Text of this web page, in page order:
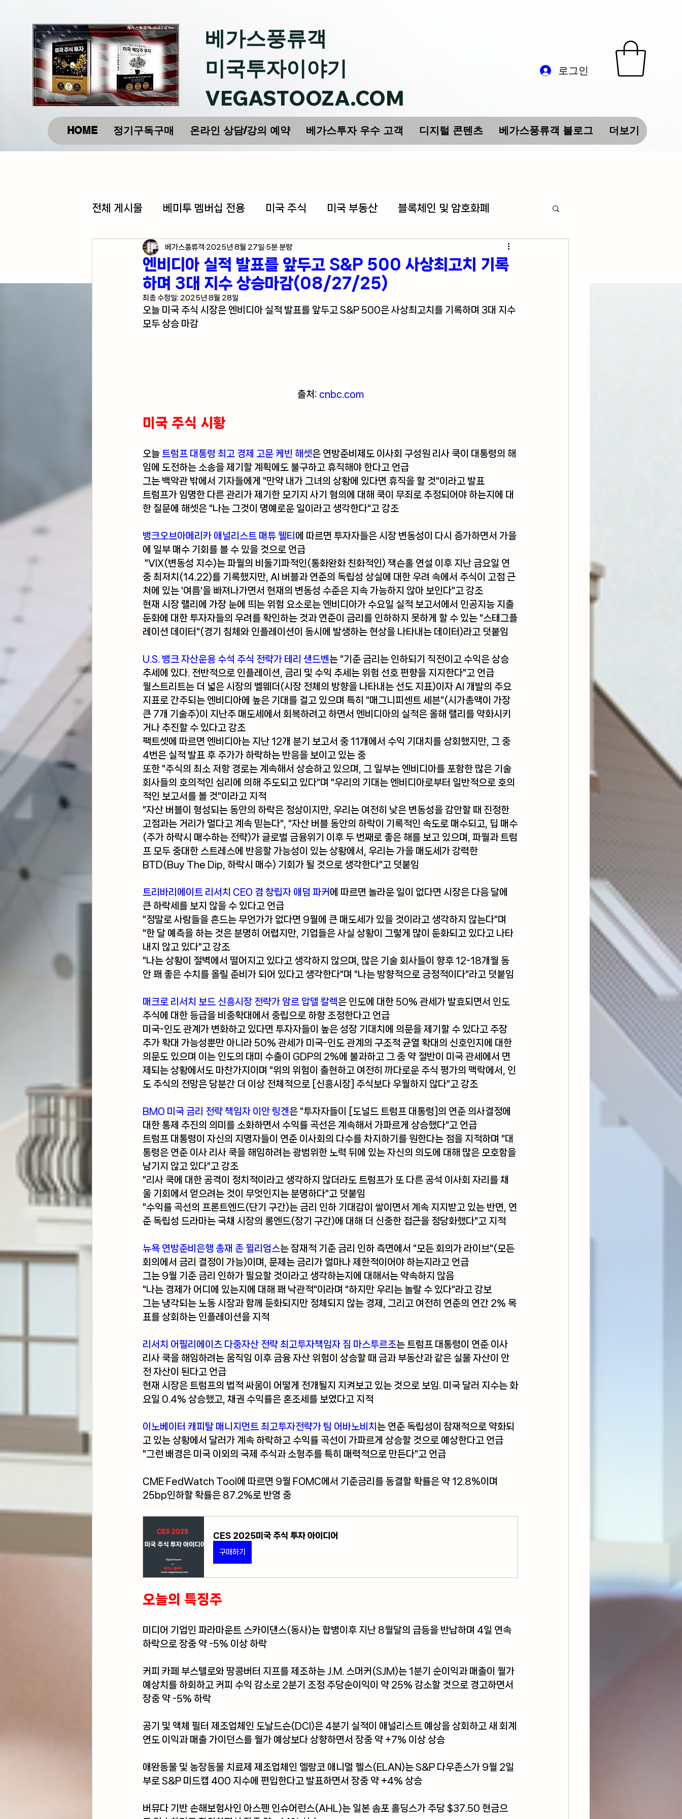
베가스풍류객
미국투자이야기
VEGASTOOZA.COM
로그인
HOME 정기구독구매 온라인 상담/강의 예약 베가스투자 우수 고객 디지털 콘텐츠 베가스풍류객 블로그 더보기
전체 게시물 베미투 멤버십 전용 미국 주식 미국 부동산 블록체인 및 암호화폐
각종 자산 투자 미국 경제 지표 미국 주식 입문 초간단 요리 레시피
미국 여행 정보 전업투자자의 혼잣말
엔비디아 실적 발표를 앞두고 S&P 500 사상최고치 기록
하며 3대 지수 상승마감(08/27/25)
베가스풍류객 2025년 8월 27일 5분 분량
최종 수정일: 2025년 8월 28일
오늘 미국 주식 시장은 엔비디아 실적 발표를 앞두고 S&P 500은 사상최고치를 기록하며 3대 지수
모두 상승 마감
출처: cnbc.com
미국 주식 시황
오늘 트럼프 대통령 최고 경제 고문 케빈 해셋은 연방준비제도 이사회 구성원 리사 쿡이 대통령의 해
임에 도전하는 소송을 제기할 계획에도 불구하고 휴직해야 한다고 언급
그는 백악관 밖에서 기자들에게 "만약 내가 그녀의 상황에 있다면 휴직을 할 것"이라고 발표
트럼프가 임명한 다른 관리가 제기한 모기지 사기 혐의에 대해 쿡이 무죄로 추정되어야 하는지에 대
한 질문에 해셋은 "나는 그것이 명예로운 일이라고 생각한다"고 강조
뱅크오브아메리카 애널리스트 매튜 웰티 에 따르면 투자자들은 시장 변동성이 다시 증가하면서 가을
에 일부 매수 기회를 볼 수 있을 것으로 언급
중 최저치(14.22)를 기록했지만, AI 버블과 연준의 독립성 상실에 대한 우려 속에서 주식이 고점 근
처에 있는 '여름'을 빠져나가면서 현재의 변동성 수준은 지속 가능하지 않아 보인다"고 강조
현재 시장 랠리에 가장 눈에 띄는 위험 요소로는 엔비디아가 수요일 실적 보고서에서 인공지능 지출
둔화에 대한 투자자들의 우려를 확인하는 것과 연준이 금리를 인하하지 못하게 할 수 있는 "스태그플
레이션 데이터"(경기 침체와 인플레이션이 동시에 발생하는 현상을 나타내는 데이터)라고 덧붙임
U.S. 뱅크 자산운용 수석 주식 전략가 테리 샌드벤는 "기준 금리는 인하되기 직전이고 수익은 상승
추세에 있다. 전반적으로 인플레이션, 금리 및 수익 추세는 위험 선호 편향을 지지한다"고 언급
월스트리트는 더 넓은 시장의 벨웨더(시장 전체의 방향을 나타내는 선도 지표)이자 AI 개발의 주요
지표로 간주되는 엔비디아에 높은 기대를 걸고 있으며 특히 "매그니피센트 세븐"(시가총액이 가장
큰 7개 기술주)이 지난주 매도세에서 회복하려고 하면서 엔비디아의 실적은 올해 랠리를 약화시키
거나 추진할 수 있다고 강조
팩트셋에 따르면 엔비디아는 지난 12개 분기 보고서 중 11개에서 수익 기대치를 상회했지만, 그 중
4번은 실적 발표 후 주가가 하락하는 반응을 보이고 있는 중
또한 "주식의 최소 저항 경로는 계속해서 상승하고 있으며, 그 일부는 엔비디아를 포함한 많은 기술
회사들의 호의적인 심리에 의해 주도되고 있다"며 "우리의 기대는 엔비디아로부터 일반적으로 호의
적인 보고서를 볼 것"이라고 지적
"자산 버블이 형성되는 동안의 하락은 정상이지만, 우리는 여전히 낮은 변동성을 감안할 때 진정한
고점과는 거리가 멀다고 계속 믿는다", "자산 버블 동안의 하락이 기록적인 속도로 매수되고, 딥 매수
(주가 하락시 매수하는 전략)가 글로벌 금융위기 이후 두 번째로 좋은 해를 보고 있으며, 파월과 트럼
프 모두 중대한 스트레스에 반응할 가능성이 있는 상황에서, 우리는 가을 매도세가 강력한
BTD(Buy The Dip, 하락시 매수) 기회가 될 것으로 생각한다"고 덧붙임
트리바리에이트 리서치 CEO 겸 창립자 애덤 파커 에 따르면 놀라운 일이 없다면 시장은 다음 달에
큰 하락세를 보지 않을 수 있다고 언급
"정말로 사람들을 흔드는 무언가가 없다면 9월에 큰 매도세가 있을 것이라고 생각하지 않는다"며
"한 달 예측을 하는 것은 분명히 어렵지만, 기업들은 사실 상황이 그렇게 많이 둔화되고 있다고 나타
내지 않고 있다"고 강조
"나는 상황이 절벽에서 떨어지고 있다고 생각하지 않으며, 많은 기술 회사들이 향후 12-18개월 동
안 꽤 좋은 수치를 올릴 준비가 되어 있다고 생각한다"며 "나는 방향적으로 긍정적이다"라고 덧붙임
매크로 리서치 보드 신흥시장 전략가 암르 압델 칼렉은 인도에 대한 50% 관세가 발효되면서 인도
주식에 대한 등급을 비중확대에서 중립으로 하향 조정한다고 언급
미국-인도 관계가 변화하고 있다면 투자자들이 높은 성장 기대치에 의문을 제기할 수 있다고 주장
추가 확대 가능성뿐만 아니라 50% 관세가 미국-인도 관계의 구조적 균열 확대의 신호인지에 대한
의문도 있으며 이는 인도의 대미 수출이 GDP의 2%에 불과하고 그 중 약 절반이 미국 관세에서 면
제되는 상황에서도 마찬가지이며 "위의 위험이 출현하고 여전히 까다로운 주식 평가의 맥락에서, 인
도 주식의 전망은 당분간 더 이상 전체적으로 [신흥시장] 주식보다 우월하지 않다"고 강조
BMO 미국 금리 전략 책임자 이안 링겐은 "투자자들이 [도널드 트럼프 대통령]의 연준 의사결정에
대한 통제 추진의 의미를 소화하면서 수익률 곡선은 계속해서 가파르게 상승했다"고 언급
트럼프 대통령이 자신의 지명자들이 연준 이사회의 다수를 차지하기를 원한다는 점을 지적하며 "대
통령은 연준 이사 리사 쿡을 해임하려는 광범위한 노력 뒤에 있는 자신의 의도에 대해 많은 모호함을
남기지 않고 있다"고 강조
"리사 쿡에 대한 공격이 정치적이라고 생각하지 않더라도 트럼프가 또 다른 공석 이사회 자리를 채
울 기회에서 얻으려는 것이 무엇인지는 분명하다"고 덧붙임
"수익률 곡선의 프론트엔드(단기 구간)는 금리 인하 기대감이 쌓이면서 계속 지지받고 있는 반면, 연
준 독립성 드라마는 국채 시장의 롱엔드(장기 구간)에 대해 더 신중한 접근을 정당화했다"고 지적
뉴욕 연방준비은행 총재 존 윌리엄스는 잠재적 기준 금리 인하 측면에서 "모든 회의가 라이브"(모든
회의에서 금리 결정이 가능)이며, 문제는 금리가 얼마나 제한적이어야 하는지라고 언급
그는 9월 기준 금리 인하가 필요할 것이라고 생각하는지에 대해서는 약속하지 않음
"나는 경제가 어디에 있는지에 대해 꽤 낙관적"이라며 "하지만 우리는 놀랄 수 있다"라고 강보
그는 냉각되는 노동 시장과 함께 둔화되지만 정체되지 않는 경제, 그리고 여전히 연준의 연간 2% 목
표를 상회하는 인플레이션을 지적
리서치 어필리에이츠 다중자산 전략 최고투자책임자 짐 마스투르조는 트럼프 대통령이 연준 이사
리사 쿡을 해임하려는 움직임 이후 금융 자산 위험이 상승할 때 금과 부동산과 같은 실물 자산이 안
전 자산이 된다고 언급
현재 시장은 트럼프의 법적 싸움이 어떻게 전개될지 지켜보고 있는 것으로 보임. 미국 달러 지수는 화
요일 0.4% 상승했고, 채권 수익률은 혼조세를 보였다고 지적
이노베이터 캐피탈 매니지먼트 최고투자전략가 팀 어바노비치 는 연준 독립성이 잠재적으로 약화되
고 있는 상황에서 달러가 계속 하락하고 수익률 곡선이 가파르게 상승할 것으로 예상한다고 언급
"그런 배경은 미국 이외의 국제 주식과 소형주를 특히 매력적으로 만든다"고 언급
CME FedWatch Tool 에 따르면 9월 FOMC에서 기준금리를 동결할 확률은 약 12.8%이며
25bp인하할 확률은 87.2%로 반영 중
CES 2025미국 주식 투자 아이디어
구매하기
오늘의 특징주
미디어 기업인 파라마운트 스카이댄스(동사)는 합병이후 지난 8월달의 급등을 반납하며 4일 연속
하락으로 장중 약 -5% 이상 하락
커피 카페 부스텔로와 땅콩버터 지프를 제조하는 J.M. 스머커(SJM)는 1분기 순이익과 매출이 월가
예상치를 하회하고 커피 수익 감소로 2분기 조정 주당순이익이 약 25% 감소할 것으로 경고하면서
장중 약 -5% 하락
공기 및 액체 필터 제조업체인 도날드슨(DCI)은 4분기 실적이 애널리스트 예상을 상회하고 새 회계
연도 이익과 매출 가이던스를 월가 예상보다 상향하면서 장중 약 +7% 이상 상승
애완동물 및 농장동물 치료제 제조업체인 엘랑코 애니멀 헬스(ELAN)는 S&P 다우존스가 9월 2일
부로 S&P 미드캡 400 지수에 편입한다고 발표하면서 장중 약 +4% 상승
버뮤다 기반 손해보험사인 아스펜 인슈어런스(AHL)는 일본 솜포 홀딩스가 주당 $37.50 현금으